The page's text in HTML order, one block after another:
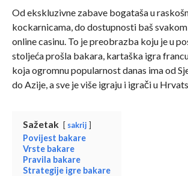
Od ekskluzivne zabave bogataša u
kockarnicama, do dostupnosti baš
online casinu. To je preobrazba koju je u
stoljeća prošla bakara, kartaška igra
koja ogromnu popularnost danas ima od
do Azije, a sve je više igraju i igrači u
Sažetak sakrij
Povijest bakare
Vrste bakare
Pravila bakare
Strategije igre bakare